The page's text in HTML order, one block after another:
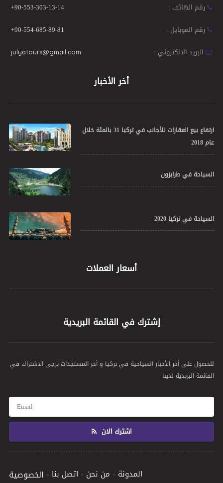
رقم الهاتف :
+90-553-303-13-14
رقم الموبايل :
+90-554-685-89-81
البريد الالكتروني :
julyatours@gmail.com
أخر الأخبار
ارتفاع بيع العقارات للأجانب في تركيا 31 بالمئة خلال
عام 2018
السياحة في طرابزون
السياحة في تركيا 2020
أسعار العملات
إشترك في القائمة البريدية
للحصول على أخر الأخبار السياحية في تركيا و أخر المستجدات يرجى الاشتراك في
القائمة البريدية لدينا
اشترك الان
الخصوصية اتصل بنا من نحن المدونة